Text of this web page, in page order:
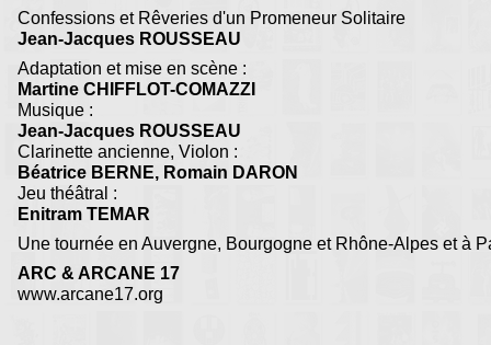
Confessions et Rêveries d'un Promeneur Solitaire
Jean-Jacques ROUSSEAU
Adaptation et mise en scène :
Martine CHIFFLOT-COMAZZI
Musique :
Jean-Jacques ROUSSEAU
Clarinette ancienne, Violon :
Béatrice BERNE, Romain DARON
Jeu théâtral :
Enitram TEMAR
Une tournée en Auvergne, Bourgogne et Rhône-Alpes et à
ARC & ARCANE 17
www.arcane17.org